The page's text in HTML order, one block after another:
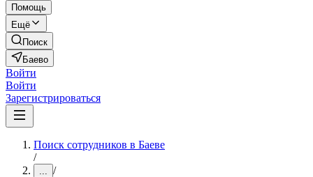
Помощь
Ещё
Поиск
Баево
Войти
Войти
Зарегистрироваться
Поиск сотрудников в Баеве
/
... /